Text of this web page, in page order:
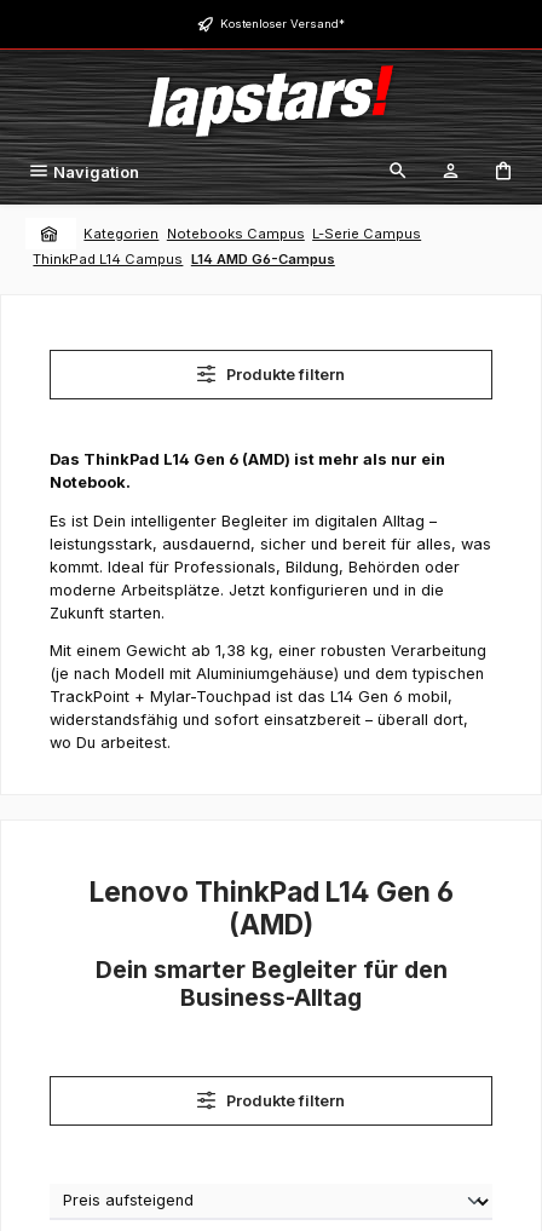
Zum Hauptinhalt springen Kostenloser Versand*
Navigation
Kategorien Notebooks Campus L-Serie Campus
ThinkPad L14 Campus L14 AMD G6-Campus
Produkte filtern
Das ThinkPad L14 Gen 6 (AMD) ist mehr als nur ein
Notebook.
Es ist Dein intelligenter Begleiter im digitalen Alltag –
leistungsstark, ausdauernd, sicher und bereit für alles, was
kommt. Ideal für Professionals, Bildung, Behörden oder
moderne Arbeitsplätze. Jetzt konfigurieren und in die
Zukunft starten.
Mit einem Gewicht ab 1,38 kg, einer robusten Verarbeitung
(je nach Modell mit Aluminiumgehäuse) und dem typischen
TrackPoint + Mylar-Touchpad ist das L14 Gen 6 mobil,
widerstandsfähig und sofort einsatzbereit – überall dort,
wo Du arbeitest.
Lenovo ThinkPad L14 Gen 6
(AMD)
Dein smarter Begleiter für den
Business-Alltag
Produkte filtern